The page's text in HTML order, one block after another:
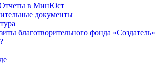
Отчеты в МинЮст
документы
благотворительного фонда «Создатель»